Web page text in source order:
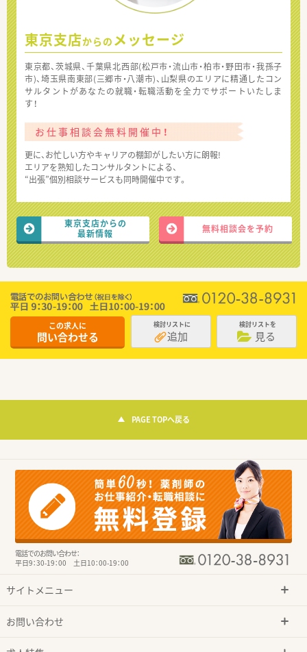
東京支店からの メッセージ
東京都、茨城県、千葉県北西部(松戸市・流山市・柏市・野田市・我孫子
市)、埼玉県南東部(三郷市・八潮市)、山梨県のエリアに精通したコン
サルタントがあなたの就職・転職活動を全力でサポートいたしま
す！
お仕事相談会無料開催中！
更に、お忙しい方やキャリアの棚卸がしたい方に朗報!
エリアを熟知したコンサルタントによる、
“出張”個別相談サービスも同時開催中です。
東京支店からの
最新情報
無料相談会を予約
この求人に
問い合わせる
検討リストに
追加
検討リストを
見る
PAGE TOPへ戻る
電話でのお問い合わせ：
平日9：30-19：00 土日10：00-19：00
サイトメニュー
お問い合わせ